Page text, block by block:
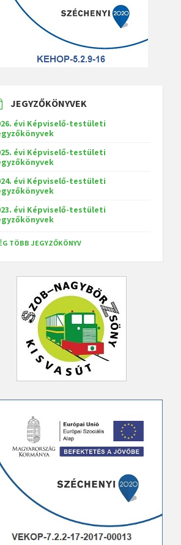
JEGYZŐKÖNYVEK
évi Képviselő-testületi
évi Képviselő-testületi
évi Képviselő-testületi
évi Képviselő-testületi
TÖBB JEGYZŐKÖNYV